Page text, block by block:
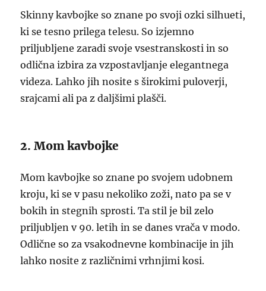
Skinny kavbojke so znane po svoji ozki silhueti,
ki se tesno prilega telesu. So izjemno
priljubljene zaradi svoje vsestranskosti in so
odlična izbira za vzpostavljanje elegantnega
videza. Lahko jih nosite s širokimi puloverji,
srajcami ali pa z daljšimi plašči.
2. Mom kavbojke
Mom kavbojke so znane po svojem udobnem
kroju, ki se v pasu nekoliko zoži, nato pa se v
bokih in stegnih sprosti. Ta stil je bil zelo
priljubljen v 90. letih in se danes vrača v modo.
Odlične so za vsakodnevne kombinacije in jih
lahko nosite z različnimi vrhnjimi kosi.